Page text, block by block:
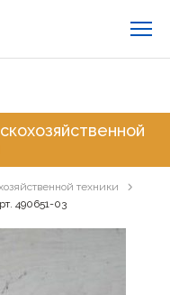
техники
490651-03